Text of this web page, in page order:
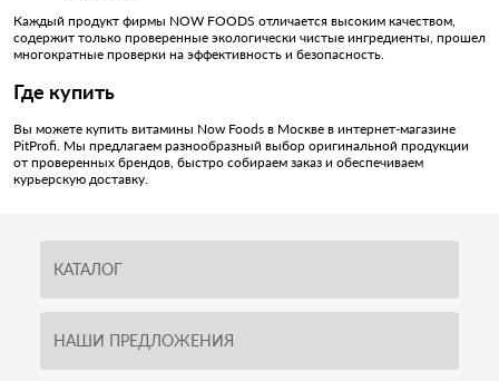
Каждый продукт фирмы NOW FOODS отличается высоким качеством,
содержит только проверенные экологически чистые ингредиенты, прошел
многократные проверки на эффективность и безопасность.
Где купить
Вы можете купить витамины Now Foods в Москве в интернет-магазине
PitProfi. Мы предлагаем разнообразный выбор оригинальной продукции
от проверенных брендов, быстро собираем заказ и обеспечиваем
курьерскую доставку.
КАТАЛОГ
НАШИ ПРЕДЛОЖЕНИЯ